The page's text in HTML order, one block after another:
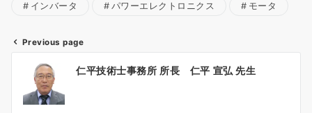
インバータ パワーエレクトロニクス モータ
Previous page
仁平技術士事務所 所長 仁平 宣弘 先生